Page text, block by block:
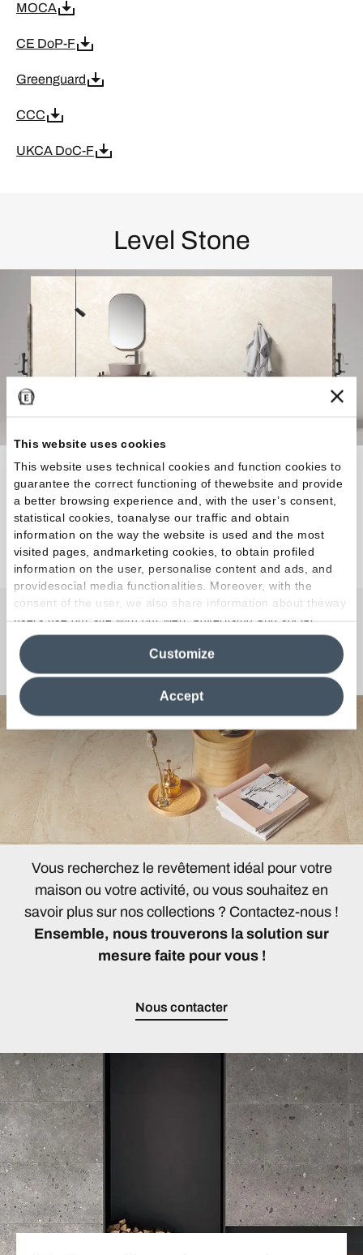
This website uses cookies
This website uses technical cookies and function cookies to
guarantee the correct functioning of thewebsite and provide
a better browsing experience and, with the user’s consent,
statistical cookies, toanalyse our traffic and obtain
information on the way the website is used and the most
visited pages, andmarketing cookies, to obtain profiled
information on the user, personalise content and ads, and
providesocial media functionalities. Moreover, with the
consent of the user, we also share information about theway
users use our site with our web, advertising and social
media analytics partners, who may combine itwith other
information in their possession. By closing this banner,
clicking on "Reject", it will be possible tocontinue browsing
the site after installing only technical cookies. For more
information see the
Cookie Policy
Accept
Customize
MOCA
CE DoP-F
Greenguard
CCC
UKCA DoC-F
Level Stone
La polyvalence de l'effet pierre en grands formats
pour un design moderne.
Découvrez la collection
Une question ou une
Curiosité ?
Vous recherchez le revêtement idéal pour votre
maison ou votre activité, ou vous souhaitez en
savoir plus sur nos collections ? Contactez-nous !
Ensemble, nous trouverons la solution sur
mesure faite pour vous !
Nous contacter